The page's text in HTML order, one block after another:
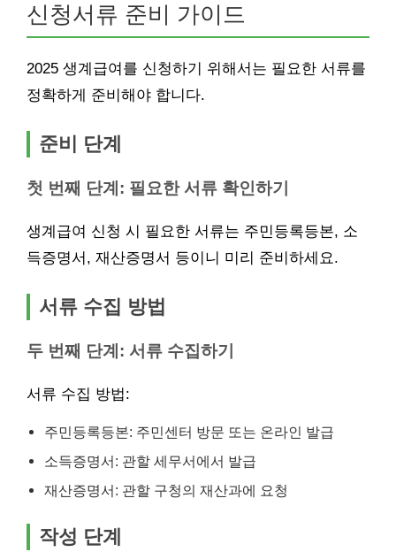
신청서류 준비 가이드
2025 생계급여를 신청하기 위해서는 필요한 서류를
정확하게 준비해야 합니다.
준비 단계
첫 번째 단계: 필요한 서류 확인하기
생계급여 신청 시 필요한 서류는 주민등록등본, 소
득증명서, 재산증명서 등이니 미리 준비하세요.
서류 수집 방법
두 번째 단계: 서류 수집하기
서류 수집 방법:
주민등록등본: 주민센터 방문 또는 온라인 발급
소득증명서: 관할 세무서에서 발급
재산증명서: 관할 구청의 재산과에 요청
작성 단계